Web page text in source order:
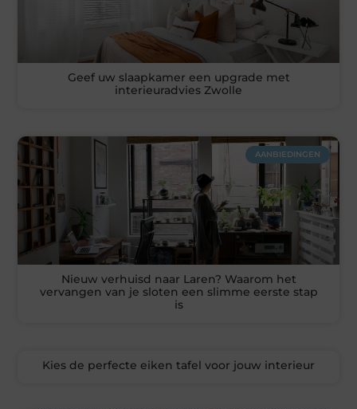
Geef uw slaapkamer een upgrade met
interieuradvies Zwolle
AANBIEDINGEN
Nieuw verhuisd naar Laren? Waarom het
vervangen van je sloten een slimme eerste stap
is
Kies de perfecte eiken tafel voor jouw interieur